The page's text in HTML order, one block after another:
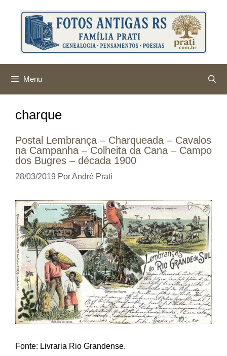
conteúdo
Menu
charque
Postal Lembrança – Charqueada – Cavalos
na Campanha – Colheita da Cana – Campo
dos Bugres – década 1900
28/03/2019 PorAndré Prati
Fonte: Livraria Rio Grandense.